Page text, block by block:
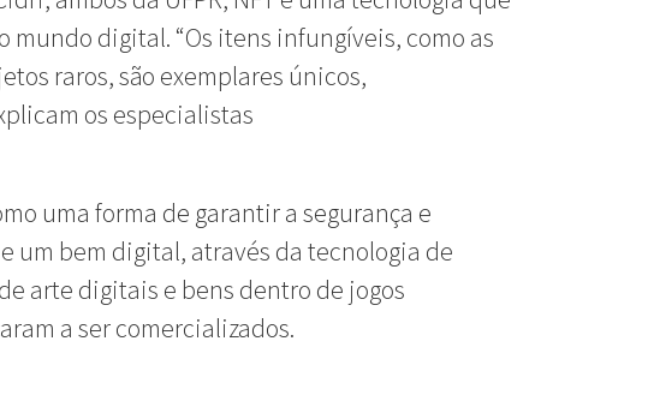
mundo digital. “Os itens infungíveis, como as
raros, são exemplares únicos,
os especialistas
uma forma de garantir a segurança e
um bem digital, através da tecnologia de
arte digitais e bens dentro de jogos
a ser comercializados.